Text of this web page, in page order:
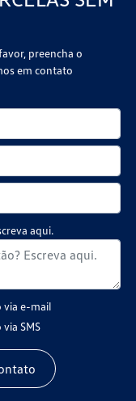
preencha o
em contato
aqui.
via e-mail
SMS